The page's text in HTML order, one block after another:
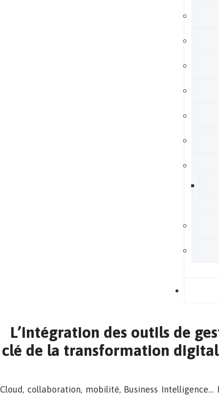
L’intégration des outils de
clé de la transformation
Cloud, collaboration, mobilité, Business